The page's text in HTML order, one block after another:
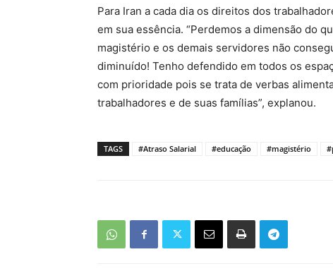
Para Iran a cada dia os direitos dos
em sua essência. “Perdemos a dimensão do
magistério e os demais servidores não
diminuído! Tenho defendido em todos os
com prioridade pois se trata de verbas
trabalhadores e de suas famílias”, explanou.
TAGS #Atraso Salarial #educação #magistério